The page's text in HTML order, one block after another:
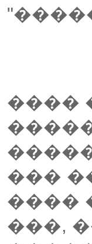
����
���
����
���,